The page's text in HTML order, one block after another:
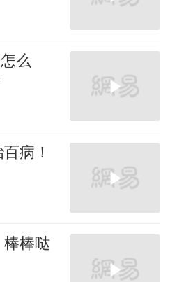
么
病！
棒哒